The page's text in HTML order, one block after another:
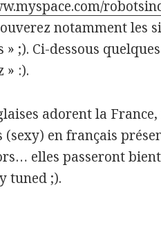
notamment les
» ;). Ci-dessous
» :).
adorent la
(sexy) en français
elles passeront
tuned ;).